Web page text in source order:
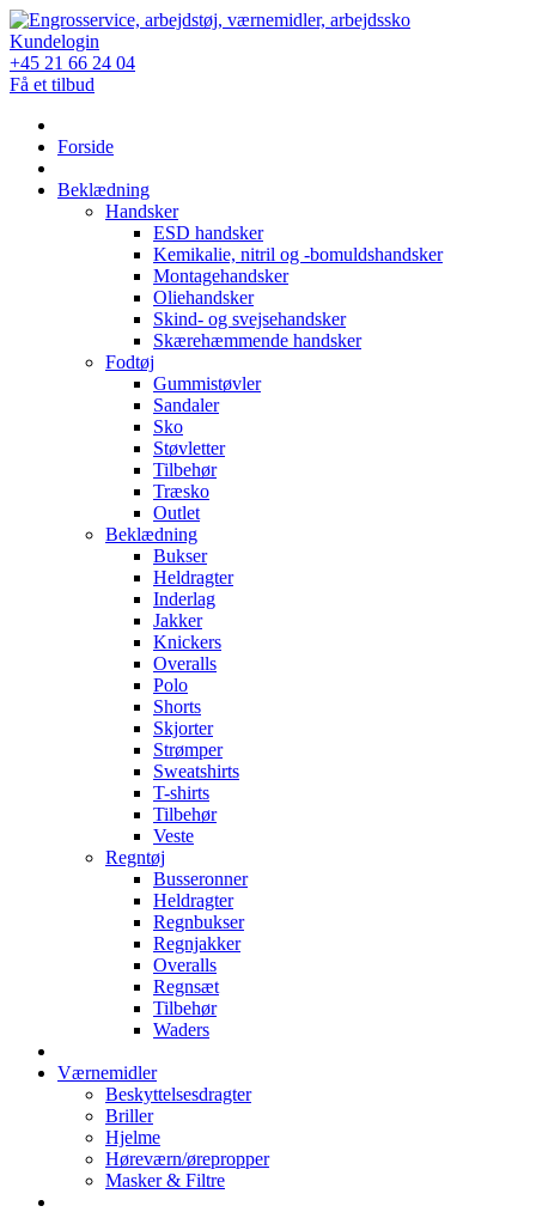
Skip
to
content
Kundelogin
+45 21 66 24 04
Få et tilbud
Forside
Beklædning
Handsker
ESD handsker
Kemikalie, nitril og -bomuldshandsker
Montagehandsker
Oliehandsker
Skind- og svejsehandsker
Skærehæmmende handsker
Fodtøj
Gummistøvler
Sandaler
Sko
Støvletter
Tilbehør
Træsko
Outlet
Beklædning
Bukser
Heldragter
Inderlag
Jakker
Knickers
Overalls
Polo
Shorts
Skjorter
Strømper
Sweatshirts
T-shirts
Tilbehør
Veste
Regntøj
Busseronner
Heldragter
Regnbukser
Regnjakker
Overalls
Regnsæt
Tilbehør
Waders
Værnemidler
Beskyttelsesdragter
Briller
Hjelme
Høreværn/ørepropper
Masker & Filtre